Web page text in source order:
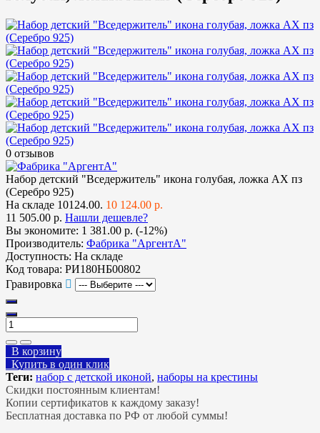
0 отзывов
Набор детский "Вседержитель" икона голубая, ложка АХ пз
(Серебро 925)
На складе 10124.00. 10 124.00 р.
11 505.00 р. Нашли дешевле?
Вы экономите: 1 381.00 р. (-12%)
Производитель: Фабрика "АргентА"
Доступность: На складе
Код товара: РИ180НБ00802
Гравировка
В корзину
Купить в один клик
Теги: набор с детской иконой, наборы на крестины
Скидки постоянным клиентам!
Копии сертификатов к каждому заказу!
Бесплатная доставка по РФ от любой суммы!